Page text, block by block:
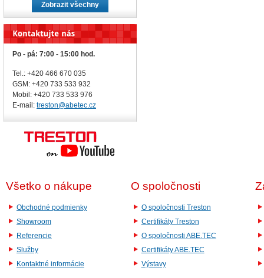
Zobrazit všechny
Po - pá: 7:00 - 15:00 hod.
Tel.: +420 466 670 035
GSM: +420 733 533 932
Mobil: +420 733 533 976
E-mail: treston@abetec.cz
Všetko o nákupe
Obchodné podmienky
Showroom
Referencie
Služby
Kontaktné informácie
O spoločnosti
O spoločnosti Treston
Certifikáty Treston
O spoločnosti ABE.TEC
Certifikáty ABE.TEC
Výstavy